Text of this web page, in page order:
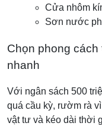
Cửa nhôm
Sơn nước
Chọn phong cách
nhanh
Với ngân sách 500
quá cầu kỳ, rườm rà
vật tư và kéo dài thời